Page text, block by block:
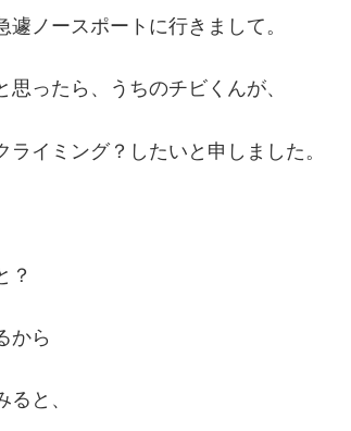
遽ノースポートに行きまして。
思ったら、うちのチビくんが、
ライミング？したいと申しました。
？
から
ると、